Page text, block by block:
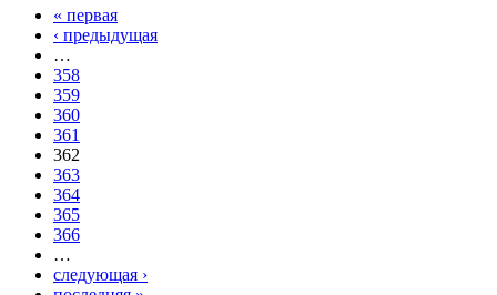
Страницы
« первая
‹ предыдущая
…
358
359
360
361
362
363
364
365
366
…
следующая ›